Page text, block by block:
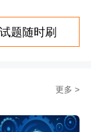
题随时刷
更多 >